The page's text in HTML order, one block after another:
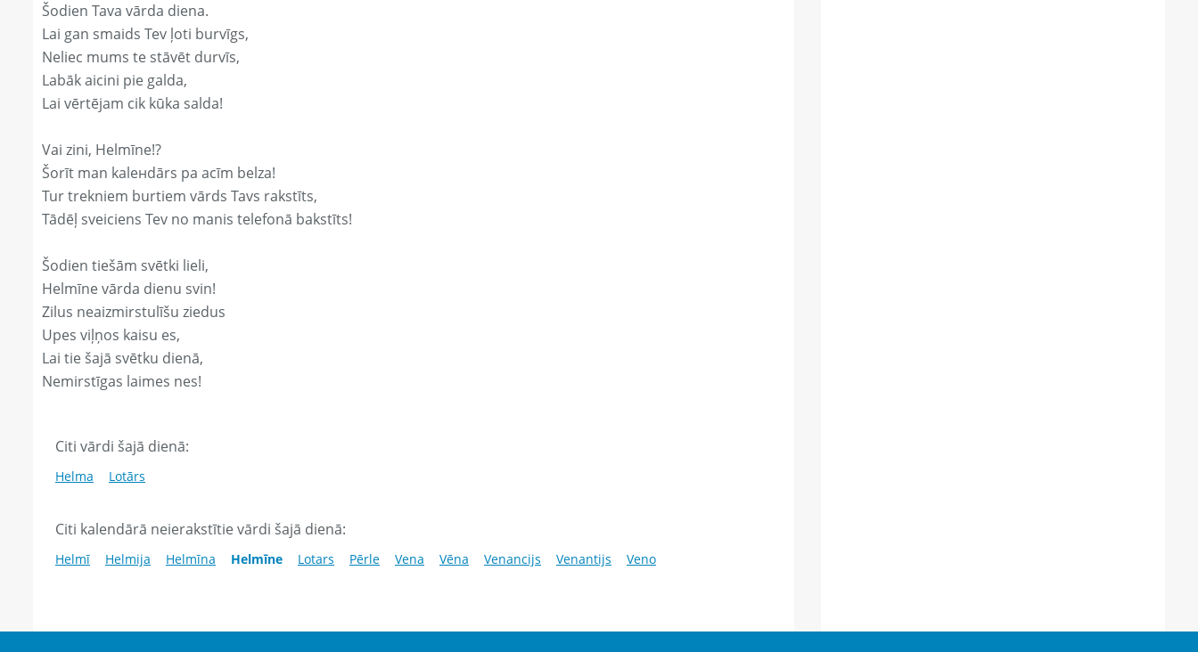
Šodien Tava vārda diena.
Lai gan smaids Tev ļoti burvīgs,
Neliec mums te stāvēt durvīs,
Labāk aicini pie galda,
Lai vērtējam cik kūka salda!
Vai zini, Helmīne!?
Šorīt man kaleнdārs pa acīm belza!
Tur trekniem burtiem vārds Tavs rakstīts,
Tādēļ sveiciens Tev no manis telefonā bakstīts!
Šodien tiešām svētki lieli,
Helmīne vārda dienu svin!
Zilus neaizmirstulīšu ziedus
Upes viļņos kaisu es,
Lai tie šajā svētku dienā,
Nemirstīgas laimes nes!
Citi vārdi šajā dienā:
Helma Lotārs
Citi kalendārā neierakstītie vārdi šajā dienā:
Helmī Helmija Helmīna Helmīne Lotars Pērle Vena Vēna Venancijs Venantijs Veno